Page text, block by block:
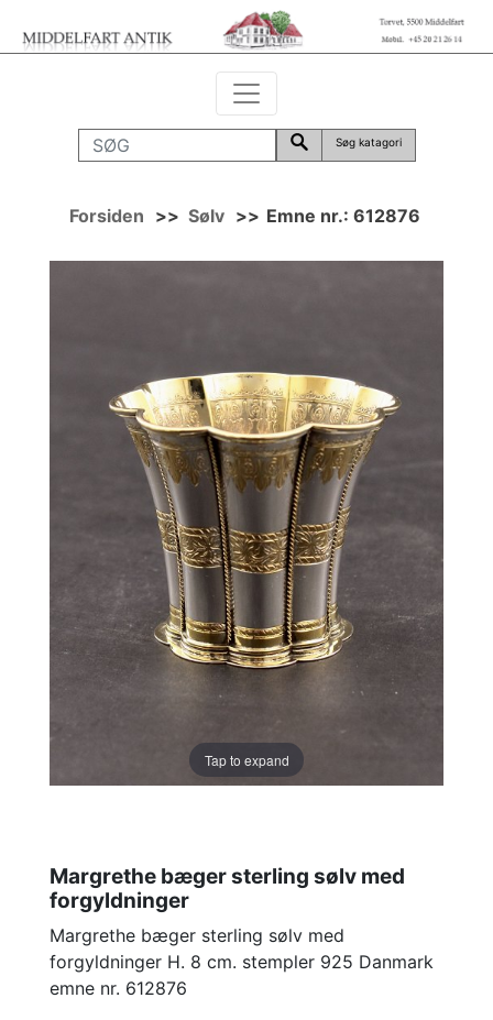
Søg katagori
Forsiden >> Sølv >> Emne nr.: 612876
Tap to expand
Margrethe bæger sterling sølv med
forgyldninger
Margrethe bæger sterling sølv med
forgyldninger H. 8 cm. stempler 925 Danmark
emne nr. 612876